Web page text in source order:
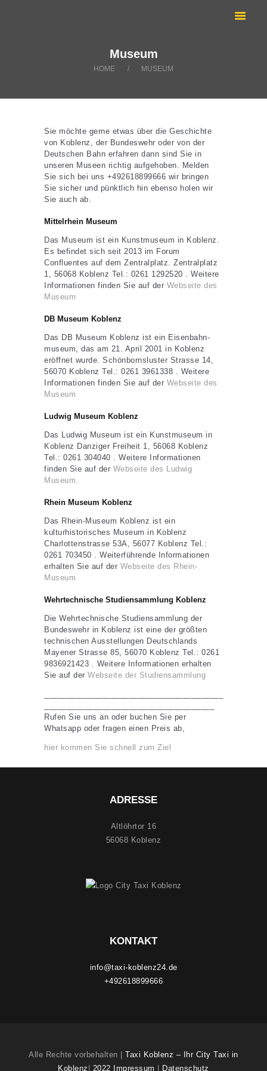
Museum
HOME MUSEUM
KRANKENFAHRTEN
Sie möchte gerne etwas über die Geschichte
von Koblenz, der Bundeswehr oder von der
Deutschen Bahn erfahren dann sind Sie in
unseren Museen richtig aufgehoben. Melden
Sie sich bei uns +492618899666 wir bringen
Sie sicher und pünktlich hin ebenso holen wir
Sie auch ab.
Mittelrhein Museum
Das Museum ist ein Kunstmuseum in Koblenz.
Es befindet sich seit 2013 im Forum
Confluentes auf dem Zentralplatz. Zentralplatz
1, 56068 Koblenz Tel.: 0261 1292520 . Weitere
Informationen finden Sie auf der Webseite des
Museum
DB Museum Koblenz
Das DB Museum Koblenz ist ein Eisenbahn-
museum, das am 21. April 2001 in Koblenz
eröffnet wurde. Schönbornsluster Strasse 14,
56070 Koblenz Tel.: 0261 3961338 . Weitere
Informationen finden Sie auf der Webseite des
Museum
Ludwig Museum Koblenz
Das Ludwig Museum ist ein Kunstmuseum in
Koblenz Danziger Freiheit 1, 56068 Koblenz
Tel.: 0261 304040 . Weitere Informationen
finden Sie auf der Webseite des Ludwig
Museum.
Rhein Museum Koblenz
Das Rhein-Museum Koblenz ist ein
kulturhistorisches Museum in Koblenz
Charlottenstrasse 53A, 56077 Koblenz Tel.:
0261 703450 . Weiterführende Informationen
erhalten Sie auf der Webseite des Rhein-
Museum
Wehrtechnische Studiensammlung Koblenz
Die Wehrtechnische Studiensammlung der
Bundeswehr in Koblenz ist eine der größten
technischen Ausstellungen Deutschlands
Mayener Strasse 85, 56070 Koblenz Tel.: 0261
9836921423 . Weitere Informationen erhalten
Sie auf der Webseite der Studiensammlung
Rufen Sie uns an oder buchen Sie per
Whatsapp oder fragen einen Preis ab,
hier kommen Sie schnell zum Ziel
ADRESSE
Altlöhrtor 16
56068 Koblenz
KONTAKT
info@taxi-koblenz24.de
+492618899666
Alle Rechte vorbehalten |Taxi Koblenz – Ihr City Taxi in
Koblenz
2022 Impressum Datenschutz